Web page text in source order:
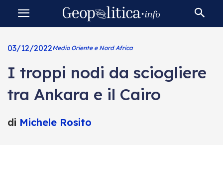
03/12/2022Medio Oriente e Nord Africa
I troppi nodi da sciogliere
tra Ankara e il Cairo
di Michele Rosito